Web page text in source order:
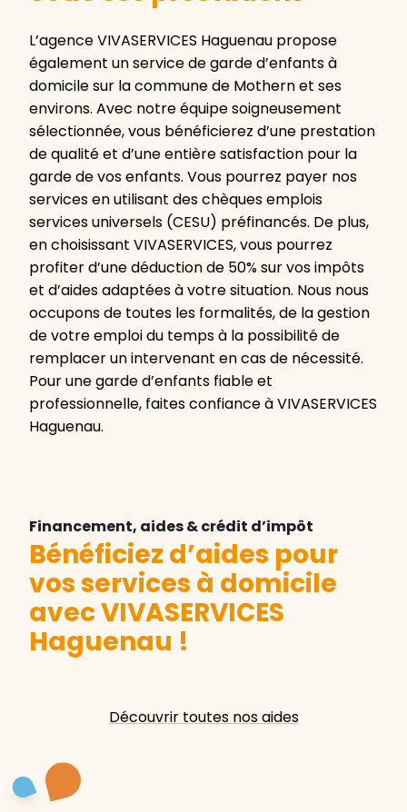
L’agence VIVASERVICES Haguenau propose
également un service de garde d’enfants à
domicile sur la commune de Mothern et ses
environs. Avec notre équipe soigneusement
sélectionnée, vous bénéficierez d’une prestation
de qualité et d’une entière satisfaction pour la
garde de vos enfants. Vous pourrez payer nos
services en utilisant des chèques emplois
services universels (CESU) préfinancés. De plus,
en choisissant VIVASERVICES, vous pourrez
profiter d’une déduction de 50% sur vos impôts
et d’aides adaptées à votre situation. Nous nous
occupons de toutes les formalités, de la gestion
de votre emploi du temps à la possibilité de
remplacer un intervenant en cas de nécessité.
Pour une garde d’enfants fiable et
professionnelle, faites confiance à VIVASERVICES
Haguenau.
Financement, aides & crédit d’impôt
Bénéficiez d’aides pour
vos services à domicile
avec VIVASERVICES
Haguenau !
Découvrir toutes nos aides